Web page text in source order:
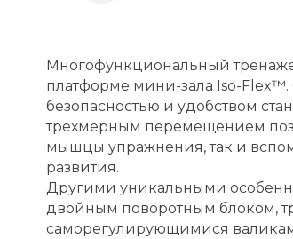
Многофункциональный
платформе мини-зала Iso-
безопасностью и удобством
трехмерным перемещением
мышцы упражнения, так и
развития.
Другими уникальными
двойным поворотным блоком,
саморегулирующимися